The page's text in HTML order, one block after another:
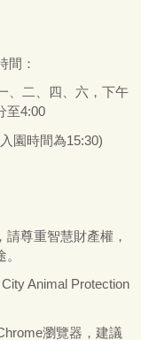
間：
、二、四、六，下午
至4:00
園時間為15:30)
尊重智慧財產權，
Animal Protection
瀏覽器，建議